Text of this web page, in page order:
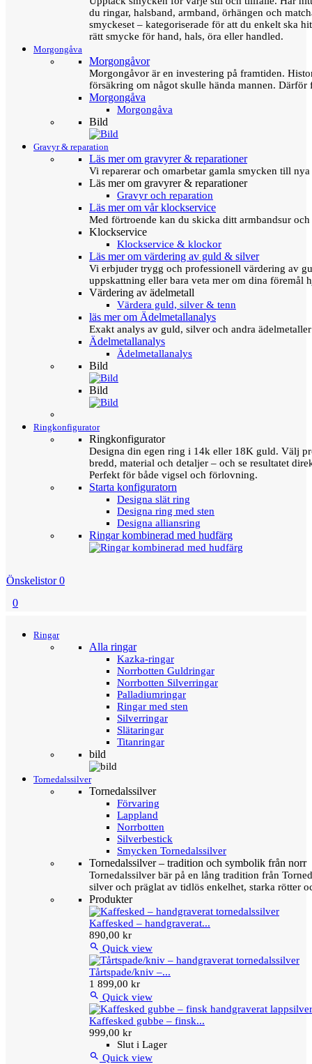
du ringar, halsband, armband, örhängen och
smyckeset – kategoriserade för att du enkelt ska
rätt smycke för hand, hals, öra eller handled.
Morgongåva
Morgongåvor
Morgongåvor är en investering på framtiden.
försäkring om något skulle hända mannen.
Morgongåva
Morgongåva
Bild
Gravyr & reparation
Läs mer om gravyrer & reparationer
Vi reparerar och omarbetar gamla smycken till
Läs mer om gravyrer & reparationer
Gravyr och reparation
Läs mer om vår klockservice
Med förtroende kan du skicka ditt armbandsur
Klockservice
Klockservice & klockor
Läs mer om värdering av guld & silver
Vi erbjuder trygg och professionell värdering av
uppskattning eller bara veta mer om dina föremål
Värdering av ädelmetall
Värdera guld, silver & tenn
läs mer om Ädelmetallanalys
Exakt analys av guld, silver och andra
Ädelmetallanalys
Ädelmetallanalys
Bild
Bild
Ringkonfigurator
Ringkonfigurator
Designa din egen ring i 14k eller 18K guld. Välj
bredd, material och detaljer – och se resultatet
Perfekt för både vigsel och förlovning.
Starta konfiguratorn
Designa slät ring
Designa ring med sten
Designa alliansring
Ringar kombinerad med hudfärg
Önskelistor 0
0
Ringar
Alla ringar
Kazka-ringar
Norrbotten Guldringar
Norrbotten Silverringar
Palladiumringar
Ringar med sten
Silverringar
Slätaringar
Titanringar
bild
Tornedalssilver
Tornedalssilver
Förvaring
Lappland
Norrbotten
Silverbestick
Smycken Tornedalssilver
Tornedalssilver – tradition och symbolik från norr
Tornedalssilver bär på en lång tradition från
silver och präglat av tidlös enkelhet, starka rötter
Produkter
Kaffesked – handgraverat...
890,00 kr
 Quick view
Tårtspade/kniv –...
1 899,00 kr
 Quick view
Kaffesked gubbe – finsk...
999,00 kr
Slut i Lager
 Quick view